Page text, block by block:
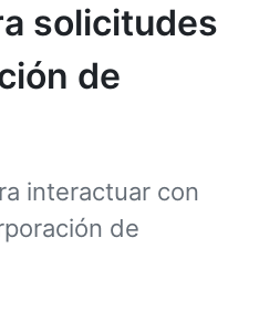
solicitudes
de
interactuar con
de